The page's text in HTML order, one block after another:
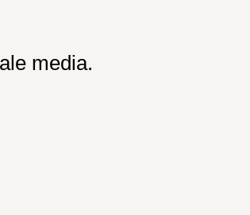
media.